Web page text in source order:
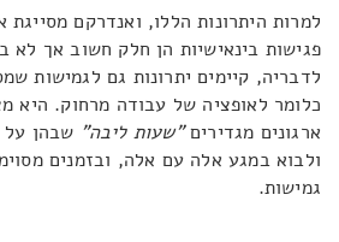
למרות היתרונות הללו, ואנדרקם מסייגת
פגישות בינאישיות הן חלק חשוב אך לא
לדבריה, קיימים יתרונות גם לגמישות
כלומר לאופציה של עבודה מרחוק. היא
ארגונים מגדירים"שעות ליבה" שבהן על
ולבוא במגע אלה עם אלה, ובזמנים
גמישות.